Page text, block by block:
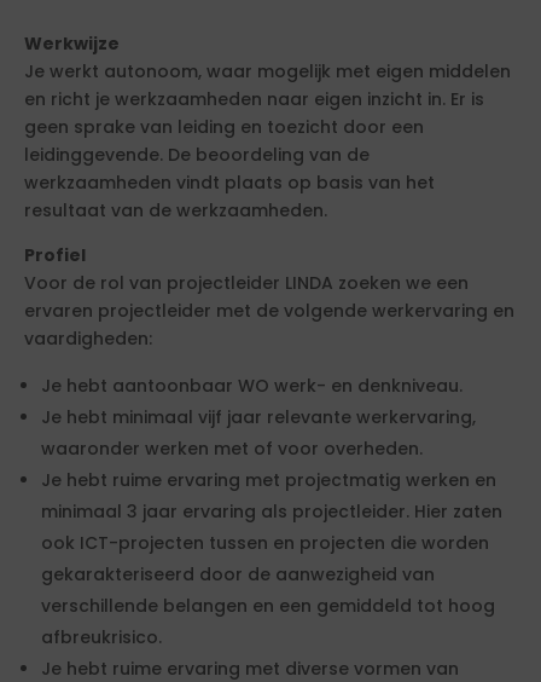
Werkwijze
Je werkt autonoom, waar mogelijk met eigen middelen
en richt je werkzaamheden naar eigen inzicht in. Er is
geen sprake van leiding en toezicht door een
leidinggevende. De beoordeling van de
werkzaamheden vindt plaats op basis van het
resultaat van de werkzaamheden.
Profiel
Voor de rol van projectleider LINDA zoeken we een
ervaren projectleider met de volgende werkervaring en
vaardigheden:
Je hebt aantoonbaar WO werk- en denkniveau.
Je hebt minimaal vijf jaar relevante werkervaring,
waaronder werken met of voor overheden.
Je hebt ruime ervaring met projectmatig werken en
minimaal 3 jaar ervaring als projectleider. Hier zaten
ook ICT-projecten tussen en projecten die worden
gekarakteriseerd door de aanwezigheid van
verschillende belangen en een gemiddeld tot hoog
afbreukrisico.
Je hebt ruime ervaring met diverse vormen van